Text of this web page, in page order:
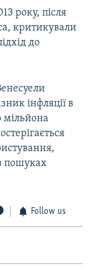
року, після
критикували
до
інфляції в
мільйона
пошуках
Follow us